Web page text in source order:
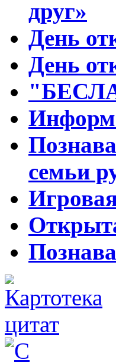
друг»
День
День
семьи